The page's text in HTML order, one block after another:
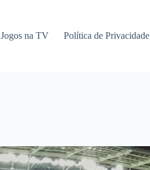
Jogos na TV Política de Privacidade